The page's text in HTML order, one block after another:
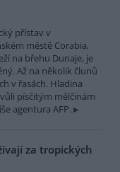
přístav v
městě Corabia,
na břehu Dunaje, je
Až na několik člunů
v řasách. Hladina
písčitým mělčinám
agentura AFP.
za tropických